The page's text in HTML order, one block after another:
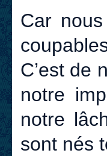
Car
C’est de
notre
notre
sont nés